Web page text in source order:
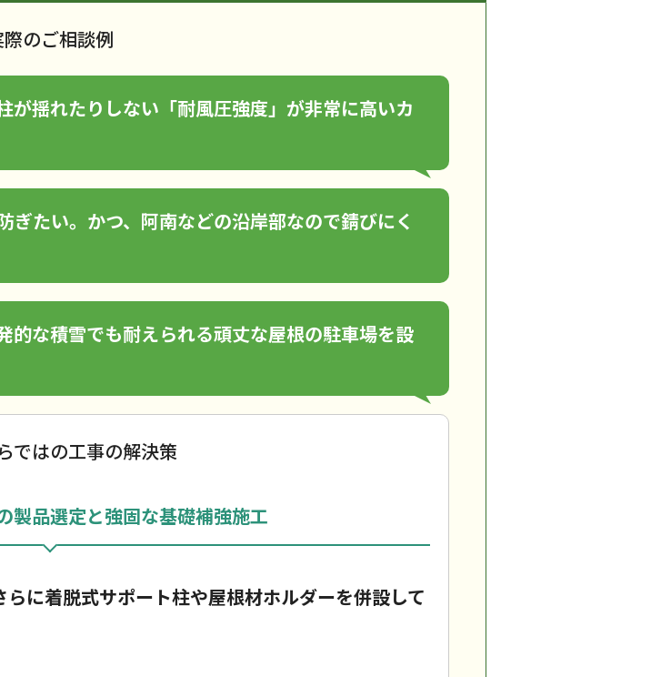
際のご相談例
が揺れたりしない「耐風圧強度」が非常に高いカ
たい。かつ、阿南などの沿岸部なので錆びにく
的な積雪でも耐えられる頑丈な屋根の駐車場を設
ではの工事の解決策
製品選定と強固な基礎補強施工
に着脱式サポート柱や屋根材ホルダーを併設して